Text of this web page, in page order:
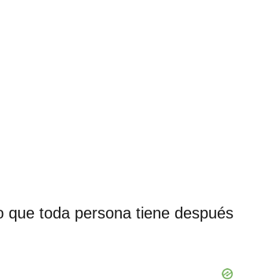
que toda persona tiene después